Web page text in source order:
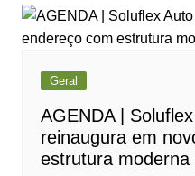
Geral
AGENDA |
reinaugura em
estrutura